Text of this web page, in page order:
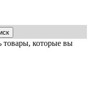
товары, которые вы